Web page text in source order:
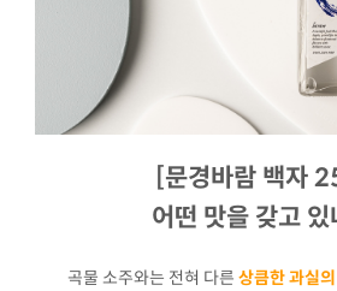
[문경바람 백자
어떤 맛을 갖고 있
곡물 소주와는 전혀 다른 상큼한 과실